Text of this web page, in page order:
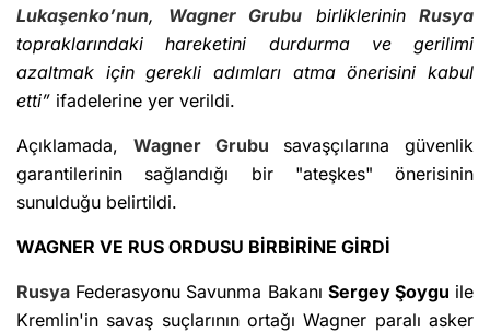
Lukaşenko’nun, Wagner Grubu birliklerinin Rusya
topraklarındaki hareketini durdurma ve gerilimi
azaltmak için gerekli adımları atma önerisini kabul
etti” ifadelerine yer verildi.
Açıklamada, Wagner Grubu savaşçılarına güvenlik
garantilerinin sağlandığı bir "ateşkes" önerisinin
sunulduğu belirtildi.
WAGNER VE RUS ORDUSU BİRBİRİNE GİRDİ
Rusya Federasyonu Savunma Bakanı Sergey Şoygu ile
Kremlin'in savaş suçlarının ortağı Wagner paralı asker